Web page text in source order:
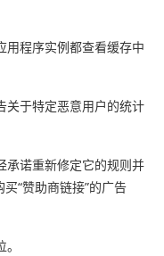
用程序实例都查看缓存中
关于特定恶意用户的统计
承诺重新修定它的规则并
“赞助商链接”的广告